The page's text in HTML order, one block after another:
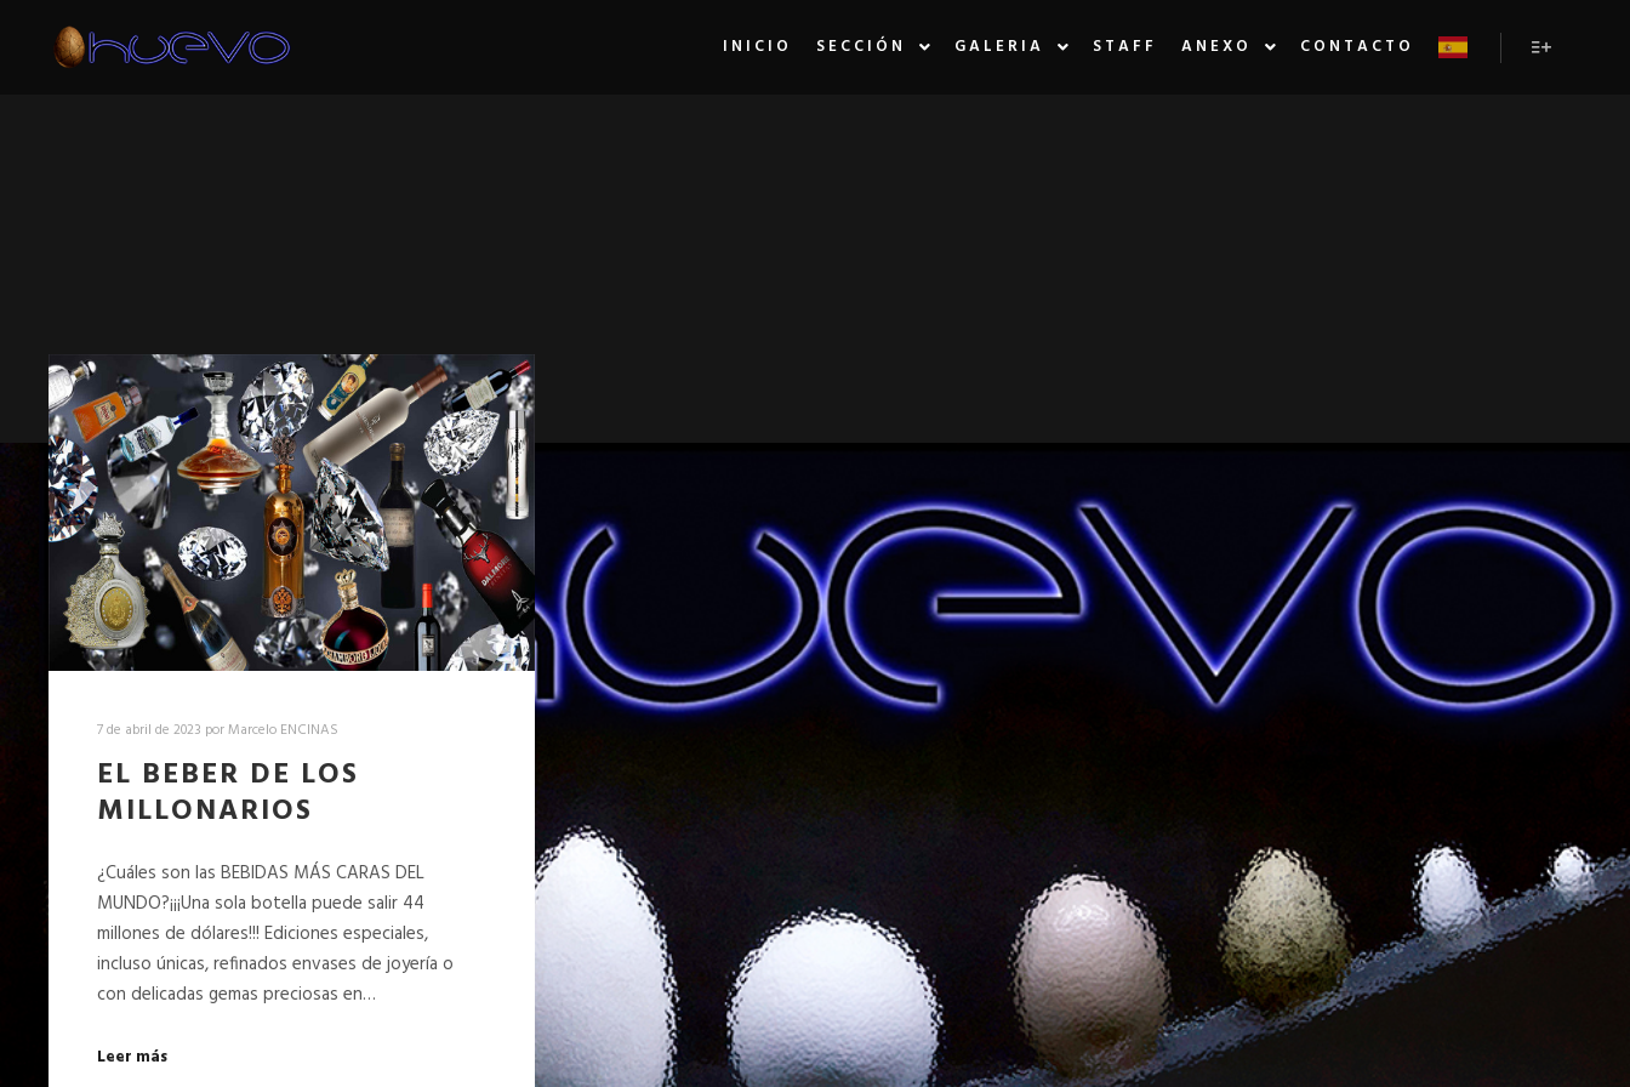
INICIO SECCIÓN GALERIA STAFF ANEXO CONTACTO
7 de abril de 2023 porMarcelo ENCINAS
EL BEBER DE LOS
MILLONARIOS
¿Cuáles son las BEBIDAS MÁS CARAS DEL
MUNDO?¡¡¡Una sola botella puede salir 44
millones de dólares!!! Ediciones especiales,
incluso únicas, refinados envases de joyería o
con delicadas gemas preciosas en…
Leer más